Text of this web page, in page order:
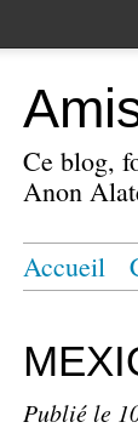
Ce blog,
Anon
Accueil
Publié le